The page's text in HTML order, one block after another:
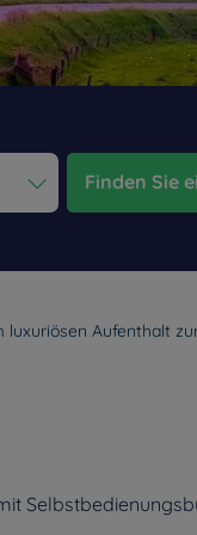
Finden Sie
luxuriösen Aufenthalt